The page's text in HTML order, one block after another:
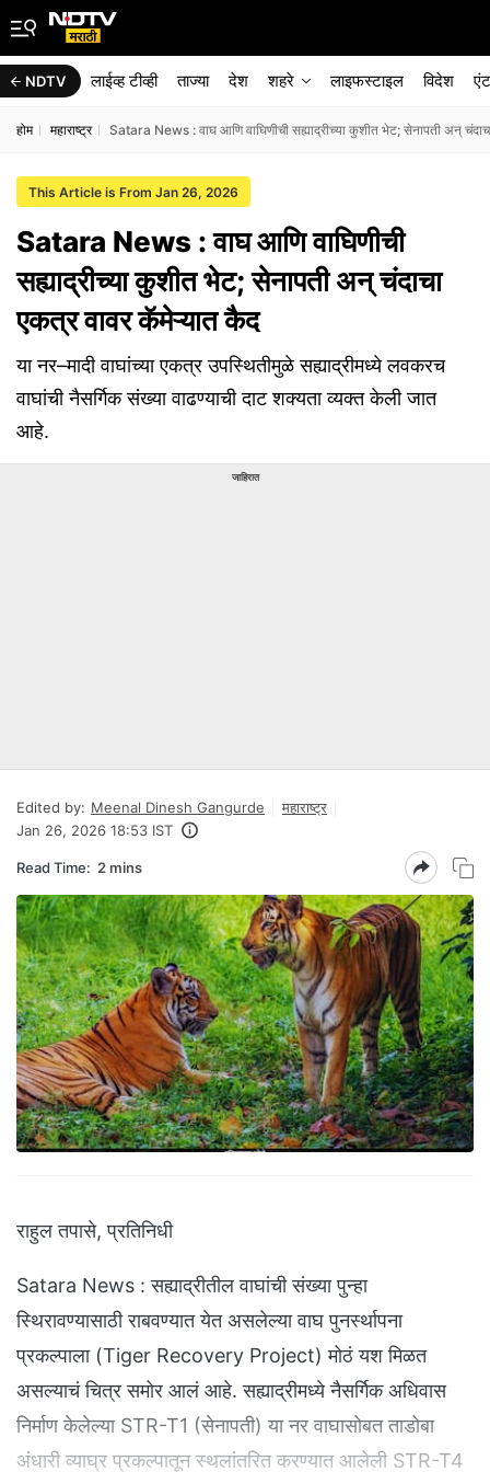
NDTV लाईव्ह टीव्ही ताज्या देश शहरे लाइफस्टाइल विदेश
होम महाराष्ट्र Satara News : वाघ आणि वाघिणीची सह्याद्रीच्या कुशीत भेट; सेनापती अन्
This Article is From Jan 26, 2026
Satara News : वाघ आणि वाघिणीची
सह्याद्रीच्या कुशीत भेट; सेनापती अन् चंदाचा
एकत्र वावर कॅमेऱ्यात कैद
या नर–मादी वाघांच्या एकत्र उपस्थितीमुळे सह्याद्रीमध्ये लवकरच
वाघांची नैसर्गिक संख्या वाढण्याची दाट शक्यता व्यक्त केली जात
आहे.
जाहिरात
Edited by: Meenal Dinesh Gangurde
महाराष्ट्र
Jan 26, 2026 18:53 IST
Read Time: 2 mins
राहुल तपासे, प्रतिनिधी
Satara News : सह्याद्रीतील वाघांची संख्या पुन्हा
स्थिरावण्यासाठी राबवण्यात येत असलेल्या वाघ पुनर्स्थापना
प्रकल्पाला (Tiger Recovery Project) मोठं यश मिळत
असल्याचं चित्र समोर आलं आहे. सह्याद्रीमध्ये नैसर्गिक अधिवास
निर्माण केलेल्या STR-T1 (सेनापती) या नर वाघासोबत ताडोबा
अंधारी व्याघ्र प्रकल्पातून स्थलांतरित करण्यात आलेली STR-T4